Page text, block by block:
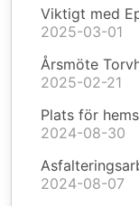
2025-03-01
Årsmöte
2025-02-21
2024-08-30
2024-08-07